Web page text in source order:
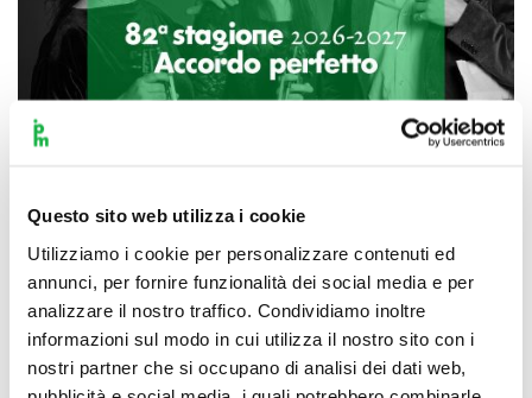
Questo sito web utilizza i cookie
Utilizziamo i cookie per personalizzare contenuti ed
annunci, per fornire funzionalità dei social media e per
analizzare il nostro traffico. Condividiamo inoltre
informazioni sul modo in cui utilizza il nostro sito con i
nostri partner che si occupano di analisi dei dati web,
Scopri di più